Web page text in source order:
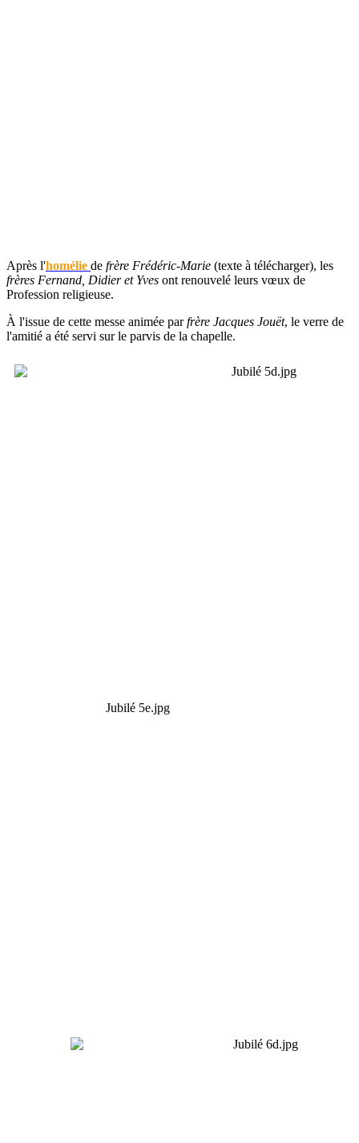
Après l'homélie de frère Frédéric-Marie (texte à télécharger), les
frères Fernand, Didier et Yves ont renouvelé leurs vœux de
Profession religieuse.
À l'issue de cette messe animée parfrère Jacques Jouët, le verre de
l'amitié a été servi sur le parvis de la chapelle.